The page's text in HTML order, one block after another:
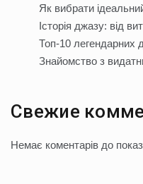
Як вибрати
Історія джазу: від
Топ-10 легендарних
Знайомство з
Свежие
Немає коментарів до